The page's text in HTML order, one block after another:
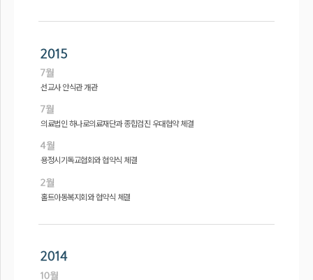
선교사 안식관 개관
의료법인 하나로의료재단과 종합검진 우대협약 체결
용정시기독교협회와 협약식 체결
홀트아동복지회와 협약식 체결